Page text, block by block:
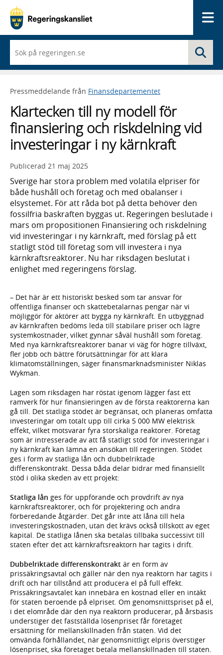
du
börjar
skriva
framträder
lista
med
sökförslag
Pressmeddelande från Finansdepartementet
Klartecken till ny modell för
finansiering och riskdelning vid
investeringar i ny kärnkraft
Publicerad 21 maj 2025
Sverige har stora problem med volatila elpriser för
både hushåll och företag och med obalanser i
elsystemet. För att råda bot på detta behöver den
fossilfria baskraften byggas ut. Regeringen beslutade i
mars om propositionen Finansiering och riskdelning
vid investeringar i ny kärnkraft, med förslag på ett
statligt stöd till företag som vill investera i nya
kärnkraftsreaktorer. Nu har riksdagen beslutat i
enlighet med regeringens förslag.
– Det här är ett historiskt besked som tar ansvar för
offentliga finanser och skattebetalarnas pengar när vi
möjliggör för aktörer att bygga ny kärnkraft. En utbyggnad
av kärnkraften bedöms leda till stabilare priser och lägre
systemkostnader, vilket gynnar såväl hushåll som företag.
Med nya kärnkraftsreaktorer banar vi väg för högre tillväxt,
fler jobb och bättre förutsättningar för att klara
klimatomställningen, säger finansmarknadsminister Niklas
Wykman.
Lagen som riksdagen har röstat igenom lägger fast ett
ramverk för hur finansieringen av de första reaktorerna kan
gå till. Det statliga stödet är begränsat, och planeras omfatta
investeringar om totalt upp till cirka 5 000 MW elektrisk
effekt, vilket motsvarar fyra storskaliga reaktorer. Företag
som är intresserade av att få statligt stöd för investeringar i
ny kärnkraft kan lämna en ansökan till regeringen. Stödet
ges i form av statliga lån och dubbelriktade
differenskontrakt. Dessa båda delar bidrar med finansiellt
stöd i olika skeden av ett projekt:
Statliga lån ges för uppförande och provdrift av nya
kärnkraftsreaktorer, och för projektering och andra
förberedande åtgärder. Det går inte att låna till hela
investeringskostnaden, utan det krävs också tillskott av eget
kapital. De statliga lånen ska betalas tillbaka successivt till
staten efter det att kärnkraftsreaktorn har tagits i drift.
Dubbelriktade differenskontrakt är en form av
prissäkringsavtal och gäller när den nya reaktorn har tagits i
drift och har tillstånd att producera el på full effekt.
Prissäkringsavtalet kan innebära en kostnad eller en intäkt
för staten beroende på elpriset. Om genomsnittspriset på el,
i det elområde där den nya reaktorn producerar, på årsbasis
understiger det fastställda lösenpriset får företaget
ersättning för mellanskillnaden från staten. Vid det
omvända förhållandet, när genomsnittligt elpris överstiger
lösenpriset, ska företaget betala mellanskillnaden till staten.